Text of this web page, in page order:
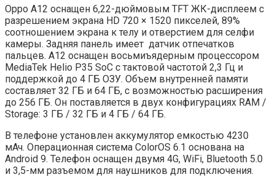
Oppo A12 оснащен 6,22-дюймовым TFT ЖК-дисплеем с
разрешением экрана HD 720 × 1520 пикселей, 89%
соотношением экрана к телу и отверстием для селфи
камеры. Задняя панель имеет датчик отпечатков
пальцев. A12 оснащен восьмиъядерным процессором
MediaTek Helio P35 SoC с тактовой частотой 2,3 Гц и
поддержкой до 4 ГБ ОЗУ. Объем внутренней памяти
составляет 32 ГБ и 64 ГБ, с возможностью расширения
до 256 ГБ. Он поставляется в двух конфигурациях RAM /
Storage: 3 ГБ / 32 ГБ и 4 ГБ / 64 ГБ.
В телефоне установлен аккумулятор емкостью 4230
мАч. Операционная система ColorOS 6.1 основана на
Android 9. Телефон оснащен двумя 4G, WiFi, Bluetooth 5.0
и 3,5-мм разъемом для наушников для подключения.